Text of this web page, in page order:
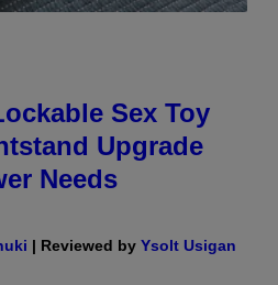
Sex Toy
Upgrade
Needs
| Reviewed by Ysolt Usigan